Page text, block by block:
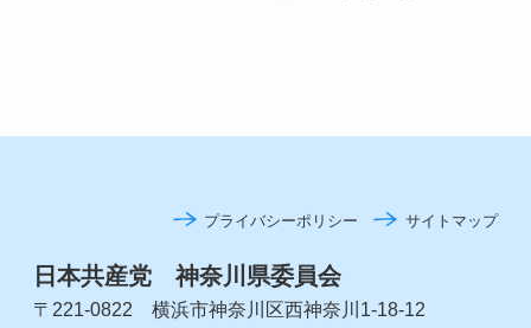
プライバシーポリシー サイトマップ
日本共産党 神奈川県委員会
〒221-0822 横浜市神奈川区西神奈川1-18-12